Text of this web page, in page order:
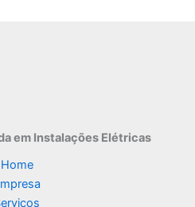
em Instalações Elétricas
Home